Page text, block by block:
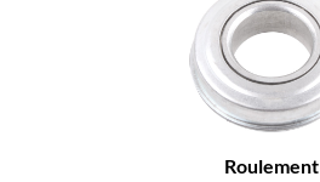
Roulement